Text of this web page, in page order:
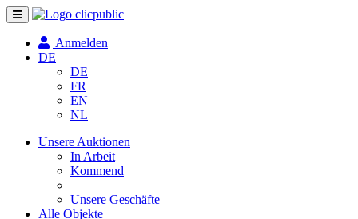
Navigation
umschalten
Anmelden
DE
DE
FR
EN
NL
Unsere Auktionen
In Arbeit
Kommend
Unsere Geschäfte
Alle Objekte